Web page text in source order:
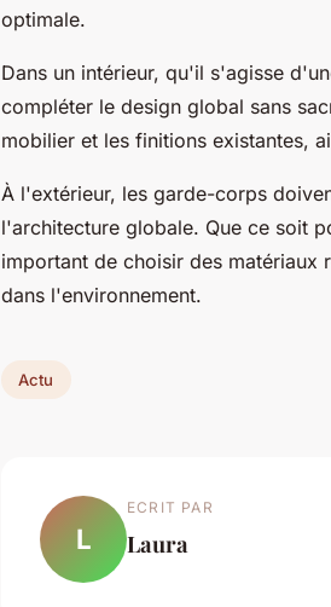
optimale.
Dans un intérieur, qu'il s'agisse
compléter le design global sans
mobilier et les finitions existantes,
À l'extérieur, les garde-corps
l'architecture globale. Que ce soit
important de choisir des matériaux
dans l'environnement.
Actu
L
ECRIT PAR
Laura